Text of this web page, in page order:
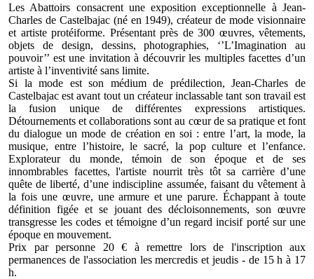
Les Abattoirs consacrent une exposition exceptionnelle à Jean-
Charles de Castelbajac (né en 1949), créateur de mode visionnaire
et artiste protéiforme. Présentant près de 300 œuvres, vêtements,
objets de design, dessins, photographies, ‘’L’Imagination au
pouvoir’’ est une invitation à découvrir les multiples facettes d’un
artiste à l’inventivité sans limite.
Si la mode est son médium de prédilection, Jean-Charles de
Castelbajac est avant tout un créateur inclassable tant son travail est
la fusion unique de différentes expressions artistiques.
Détournements et collaborations sont au cœur de sa pratique et font
du dialogue un mode de création en soi : entre l’art, la mode, la
musique, entre l’histoire, le sacré, la pop culture et l’enfance.
Explorateur du monde, témoin de son époque et de ses
innombrables facettes, l'artiste nourrit très tôt sa carrière d’une
quête de liberté, d’une indiscipline assumée, faisant du vêtement à
la fois une œuvre, une armure et une parure. Échappant à toute
définition figée et se jouant des décloisonnements, son œuvre
transgresse les codes et témoigne d’un regard incisif porté sur une
époque en mouvement.
Prix par personne 20 € à remettre lors de l'inscription aux
permanences de l'association les mercredis et jeudis - de 15 h à 17
h.